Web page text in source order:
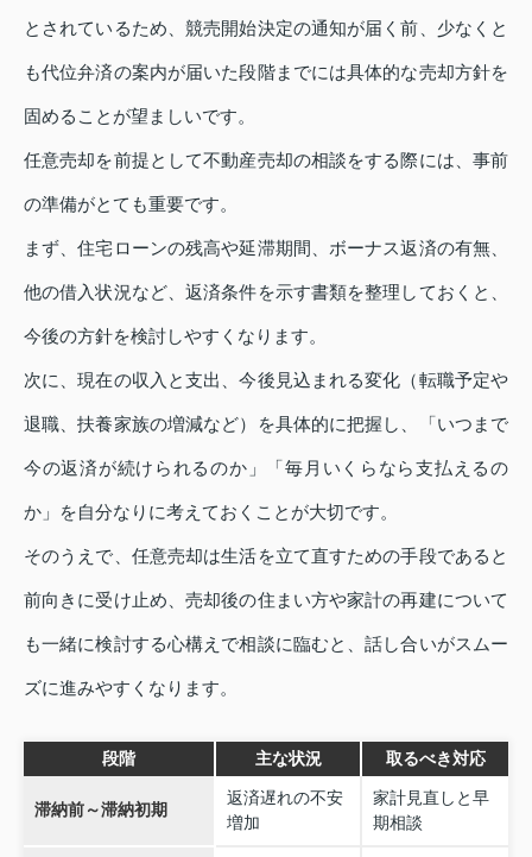
とされているため、競売開始決定の通知が届く前、少なくと
も代位弁済の案内が届いた段階までには具体的な売却方針を
固めることが望ましいです。
任意売却を前提として不動産売却の相談をする際には、事前
の準備がとても重要です。
まず、住宅ローンの残高や延滞期間、ボーナス返済の有無、
他の借入状況など、返済条件を示す書類を整理しておくと、
今後の方針を検討しやすくなります。
次に、現在の収入と支出、今後見込まれる変化（転職予定や
退職、扶養家族の増減など）を具体的に把握し、「いつまで
今の返済が続けられるのか」「毎月いくらなら支払えるの
か」を自分なりに考えておくことが大切です。
そのうえで、任意売却は生活を立て直すための手段であると
前向きに受け止め、売却後の住まい方や家計の再建について
も一緒に検討する心構えで相談に臨むと、話し合いがスムー
ズに進みやすくなります。
段階 主な状況 取るべき対応
滞納前～滞納初期
返済遅れの不安
増加
家計見直しと早
期相談